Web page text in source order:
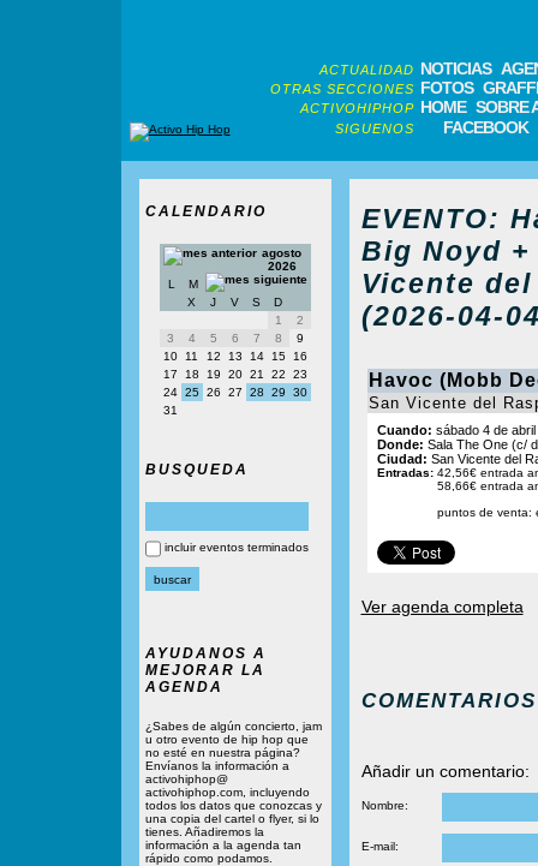
ACTUALIDAD NOTICIAS
OTRAS SECCIONES FOTOS
ACTIVOHIPHOP HOME SOBRE
SIGUENOS FACEBOOK
CALENDARIO
agosto
2026
L
M
X
J V S
D
1
2
3
4 5 6 7 8
9
10
11 12 13 14 15
16
17
18 19 20 21 22
23
24 25 26 27 28 29
30
31
BUSQUEDA
incluir eventos terminados
AYUDANOS A
MEJORAR LA
AGENDA
¿Sabes de algún concierto, jam
u otro evento de hip hop que
no esté en nuestra página?
Envíanos la información a
activohiphop@
activohiphop.com, incluyendo
todos los datos que conozcas y
una copia del cartel o flyer, si lo
tienes. Añadiremos la
información a la agenda tan
rápido como podamos.
EVENTO:
Big Noyd +
Vicente
(2026-04-
Havoc (Mobb
San Vicente del
Cuando: sábado 4 de
Donde: Sala The One (c/
Ciudad: San Vicente del
Entradas: 42,56€ entrada
58,66€ entrada
puntos de venta:
Ver agenda completa
COMENTARIOS
Añadir un comentario:
Nombre:
E-mail: